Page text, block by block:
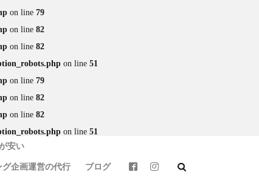
on line 79
on line 82
on line 82
on line 51
on line 79
on line 82
on line 82
on line 51
安い
グ企画運営の代行 ブログ
カフェ
クウェア
イドレンタル
球磨 竹熊